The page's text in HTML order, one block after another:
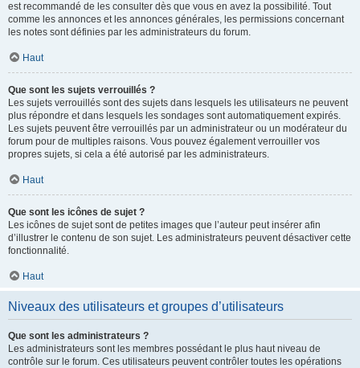
est recommandé de les consulter dès que vous en avez la possibilité. Tout
comme les annonces et les annonces générales, les permissions concernant
les notes sont définies par les administrateurs du forum.
Haut
Que sont les sujets verrouillés ?
Les sujets verrouillés sont des sujets dans lesquels les utilisateurs ne peuvent
plus répondre et dans lesquels les sondages sont automatiquement expirés.
Les sujets peuvent être verrouillés par un administrateur ou un modérateur du
forum pour de multiples raisons. Vous pouvez également verrouiller vos
propres sujets, si cela a été autorisé par les administrateurs.
Haut
Que sont les icônes de sujet ?
Les icônes de sujet sont de petites images que l’auteur peut insérer afin
d’illustrer le contenu de son sujet. Les administrateurs peuvent désactiver cette
fonctionnalité.
Haut
Niveaux des utilisateurs et groupes d’utilisateurs
Que sont les administrateurs ?
Les administrateurs sont les membres possédant le plus haut niveau de
contrôle sur le forum. Ces utilisateurs peuvent contrôler toutes les opérations